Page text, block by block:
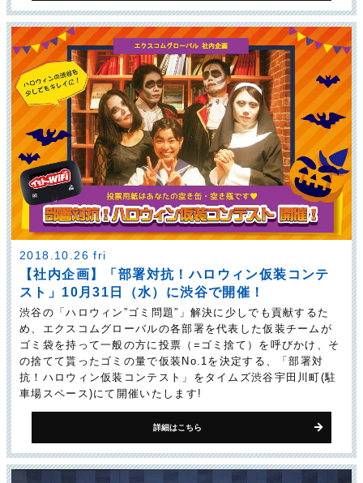
2018.10.26 fri
【社内企画】「部署対抗！ハロウィン仮装コンテ
スト」10月31日（水）に渋谷で開催！
渋谷の「ハロウィン”ゴミ問題”」解決に少しでも貢献するた
め、エクスコムグローバルの各部署を代表した仮装チームが
ゴミ袋を持って一般の方に投票（=ゴミ捨て）を呼びかけ、そ
の捨てて貰ったゴミの量で仮装No.1を決定する、「部署対
抗！ハロウィン仮装コンテスト」をタイムズ渋谷宇田川町(駐
車場スペース)にて開催いたします!
詳細はこちら